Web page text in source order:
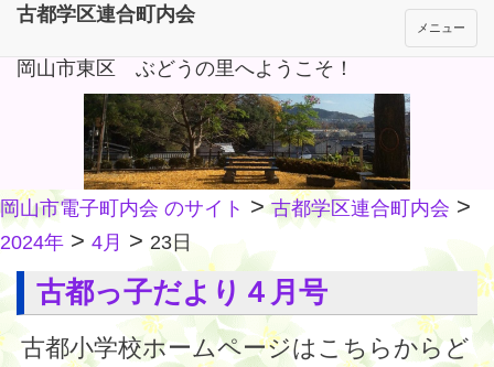
岡山市東区 ぶどうの里へようこそ！
メニュー
古都学区連合町内会
岡山市電子町内会 のサイト >古都学区連合町内会 >
2024年 > 4月 > 23日
古都っ子だより４月号
古都小学校ホームページはこちらからど